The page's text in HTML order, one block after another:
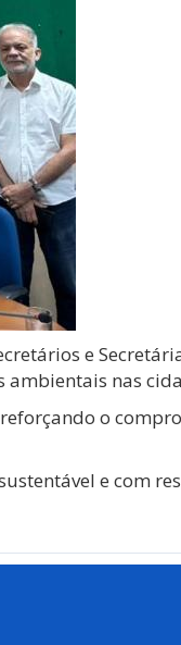
e
ambientais nas
o
e com